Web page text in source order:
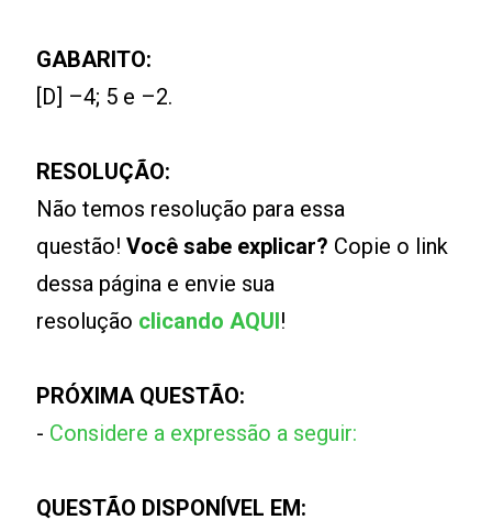
GABARITO:
[D] –4; 5 e –2.
RESOLUÇÃO:
Não temos resolução para essa
questão!Você sabe explicar? Copie o link
dessa página e envie sua
resolução clicando AQUI!
PRÓXIMA QUESTÃO:
- Considere a expressão a seguir:
QUESTÃO DISPONÍVEL EM: